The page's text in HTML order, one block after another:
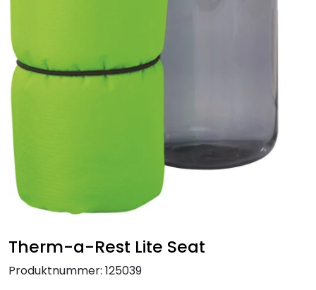
Therm-a-Rest Lite Seat
Produktnummer: 125039